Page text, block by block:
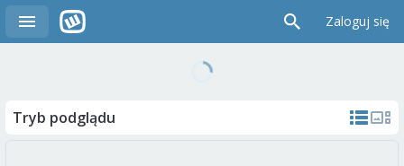
Zaloguj się
Tryb podglądu